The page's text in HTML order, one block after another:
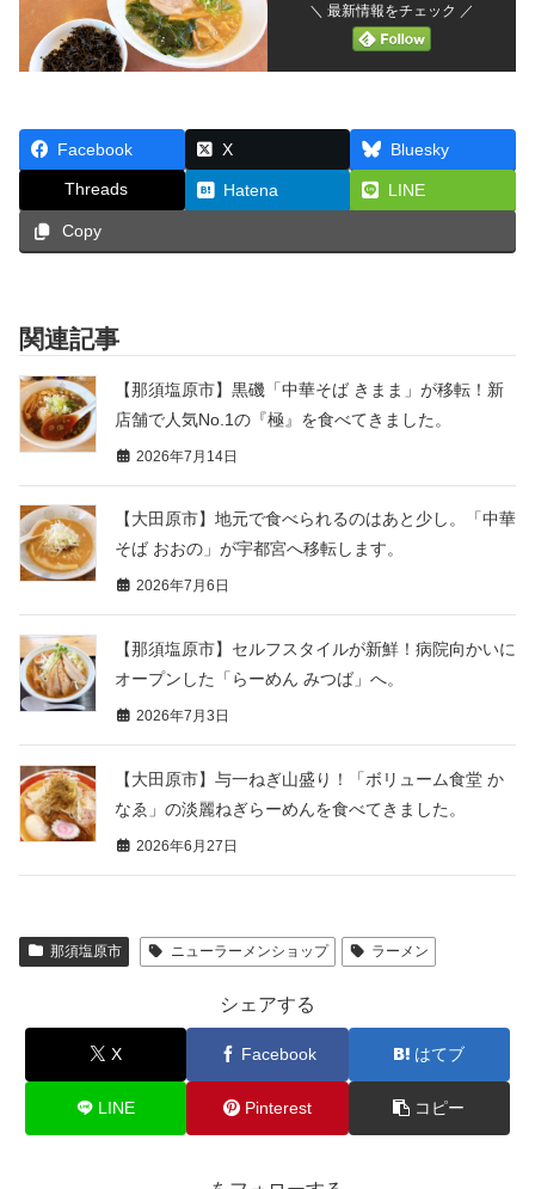
＼ 最新情報をチェック ／
Facebook X Bluesky
Threads Hatena LINE
Copy
関連記事
【那須塩原市】黒磯「中華そば きまま」が移転！新
店舗で人気No.1の『極』を食べてきました。
2026年7月14日
【大田原市】地元で食べられるのはあと少し。「中華
そば おおの」が宇都宮へ移転します。
2026年7月6日
【那須塩原市】セルフスタイルが新鮮！病院向かいに
オープンした「らーめん みつば」へ。
2026年7月3日
【大田原市】与一ねぎ山盛り！「ボリューム食堂 か
なゑ」の淡麗ねぎらーめんを食べてきました。
2026年6月27日
那須塩原市 ニューラーメンショップ ラーメン
シェアする
X Facebook はてブ
LINE Pinterest コピー